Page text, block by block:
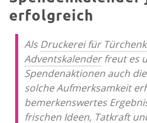
erfolgreich
AlsDruckerei für
Adventskalenderfreut es
Spendenaktionen auch
solche Aufmerksamkeit
bemerkenswertes
frischen Ideen, Tatkraft